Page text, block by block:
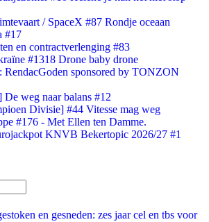
/ SpaceX #87 Rondje oceaan
#17
en contractverlenging #83
#1318 Drone baby drone
RendacGoden sponsored by TONZON
weg naar balans #12
Divisie] #44 Vitesse mag weg
#176 - Met Ellen ten Damme.
KNVB Bekertopic 2026/27 #1
en gesneden: zes jaar cel en tbs voor